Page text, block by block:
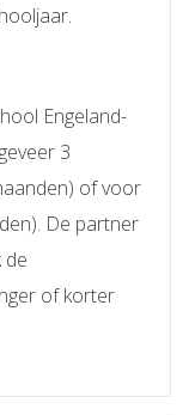
Engeland-
3
of voor
De partner
de
of korter